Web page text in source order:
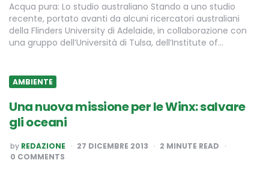
Acqua pura: Lo studio australiano Stando a uno studio
recente, portato avanti da alcuni ricercatori australiani
della Flinders University di Adelaide, in collaborazione con
una gruppo dell’Università di Tulsa, dell’Institute of…
AMBIENTE
Una nuova missione per le Winx: salvare
gli oceani
POSTED
BY
by REDAZIONE 27 DICEMBRE 2013 2 MINUTE READ
0 COMMENTS